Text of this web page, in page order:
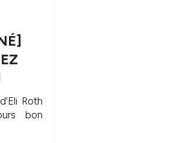
Roth
bon